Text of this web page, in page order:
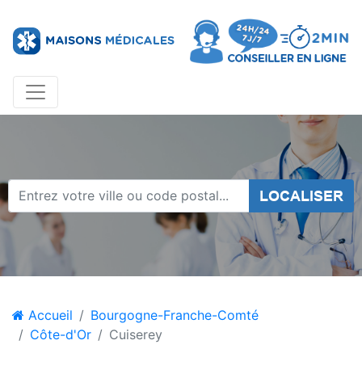
LOCALISER
Accueil
Bourgogne-Franche-Comté
Côte-d'Or
Cuiserey